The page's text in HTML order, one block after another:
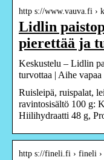
http s://www.vauva.fi ›
Lidlin
pierettää ja
Keskustelu – Lidlin
turvottaa | Aihe vapaa
Ruisleipä, ruispalat,
ravintosisältö 100 g:
Hiilihydraatti 48 g,
http s://fineli.fi › fineli ›